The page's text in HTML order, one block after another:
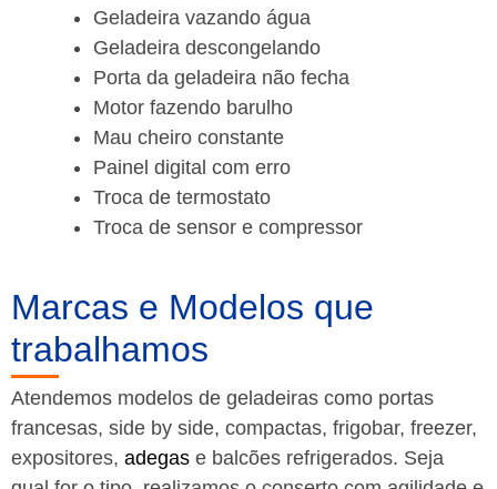
Geladeira vazando água
Geladeira descongelando
Porta da geladeira não fecha
Motor fazendo barulho
Mau cheiro constante
Painel digital com erro
Troca de termostato
Troca de sensor e compressor
Marcas e Modelos que
trabalhamos
Atendemos modelos de geladeiras como portas
francesas, side by side, compactas, frigobar, freezer,
expositores, adegas e balcões refrigerados. Seja